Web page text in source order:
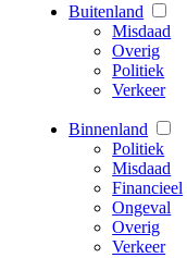
Buitenland
Misdaad
Overig
Politiek
Verkeer
Binnenland
Politiek
Misdaad
Financieel
Ongeval
Overig
Verkeer